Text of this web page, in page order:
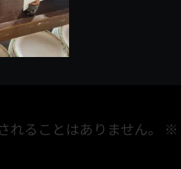
れることはありません。 ※